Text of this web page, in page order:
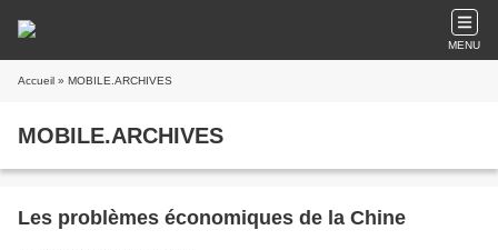
MENU
Accueil » MOBILE.ARCHIVES
MOBILE.ARCHIVES
Les problèmes économiques de la Chine